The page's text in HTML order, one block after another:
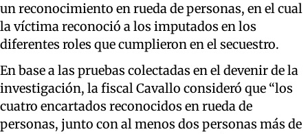
un reconocimiento en rueda de personas, en el cual
la víctima reconoció a los imputados en los
diferentes roles que cumplieron en el secuestro.
En base a las pruebas colectadas en el devenir de la
investigación, la fiscal Cavallo consideró que “los
cuatro encartados reconocidos en rueda de
personas, junto con al menos dos personas más de